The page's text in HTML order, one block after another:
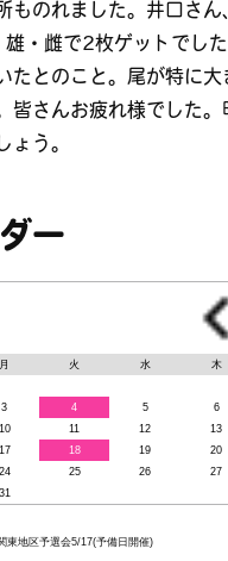
ものれました。井口さ
・雌で2枚ゲットでし
たとのこと。尾が特に大
皆さんお疲れ様でした
ょう。
ー
月 火 水 木
3 4 5 6
10 11 12 13
17 18 19 20
24 25 26 27
31
東地区予選会5/17(予備日開催)